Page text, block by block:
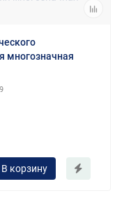
многозначная
В корзину